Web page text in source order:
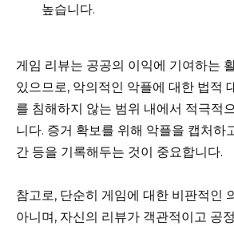
높습니다.
게임 리뷰는 공공의 이익에 기여하는
있으므로, 악의적인 악플에 대한 법적
를 침해하지 않는 범위 내에서 적극적
니다. 증거 확보를 위해 악플을 캡처하
간 등을 기록해두는 것이 중요합니다.
참고로, 단순히 게임에 대한 비판적인
아니며, 자신의 리뷰가 객관적이고 공